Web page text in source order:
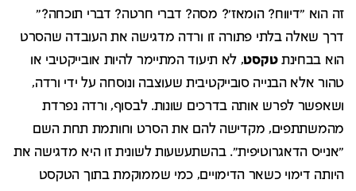
זה הוא "דיווח? הומאז'? מסה? דברי חרטה? דברי תוכחה?"
דרך שאלה בלתי פתורה זו ורדה מדגישה את העובדה שהסרט
הוא בבחינתטקסט, לא תיעוד המתיימר להיות אובייקטיבי או
טהור אלא הבנייה סובייקטיבית שעוצבה ונוסחה על ידי ורדה,
ושאפשר לפרש אותה בדרכים שונות. לבסוף, ורדה נפרדת
מהמשתתפים, מקדישה להם את הסרט וחותמת תחת השם
"אנייס הדאגרוטיפית". בהשתעשעות לשונית זו היא מדגישה את
היותה דימוי כשאר הדימויים, כמי שממוקמת בתוך הטקסט